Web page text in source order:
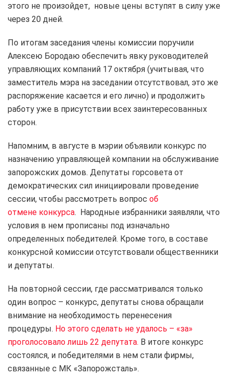
этого не произойдет, новые цены вступят в силу уже
через 20 дней.
По итогам заседания члены комиссии поручили
Алексею Бородаю обеспечить явку руководителей
управляющих компаний 17 октября (учитывая, что
заместитель мэра на заседании отсутствовал, это же
распоряжение касается и его лично) и продолжить
работу уже в присутствии всех заинтересованных
сторон.
Напомним, в августе в мэрии объявили конкурс по
назначению управляющей компании на обслуживание
запорожских домов. Депутаты горсовета от
демократических сил инициировали проведение
сессии, чтобы рассмотреть вопрос об
отмене конкурса. Народные избранники заявляли, что
условия в нем прописаны под изначально
определенных победителей. Кроме того, в составе
конкурсной комиссии отсутствовали общественники
и депутаты.
На повторной сессии, где рассматривался только
один вопрос – конкурс, депутаты снова обращали
внимание на необходимость перенесения
процедуры. Но этого сделать не удалось – «за»
проголосовало лишь 22 депутата. В итоге конкурс
состоялся, и победителями в нем стали фирмы,
связанные с МК «Запорожсталь».